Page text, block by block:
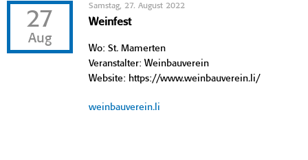
27
Aug
Samstag, 27. August 2022
Weinfest
Wo: St. Mamerten
Veranstalter: Weinbauverein
Website: https://www.weinbauverein.li/
weinbauverein.li